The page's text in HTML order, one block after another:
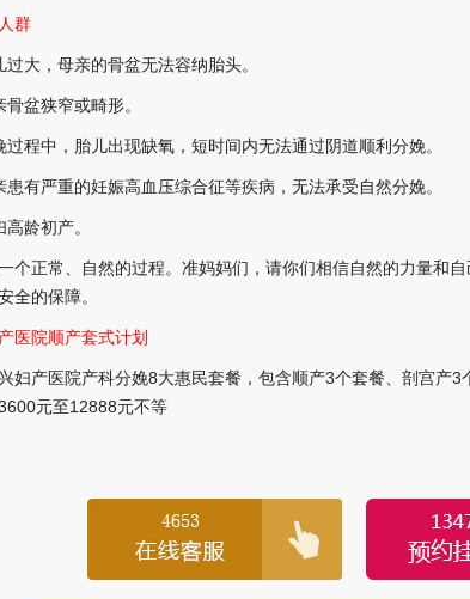
群
，母亲的骨盆无法容纳胎头。
盆狭窄或畸形。
中，胎儿出现缺氧，短时间内无法通过阴道顺利分娩。
严重的妊娠高血压综合征等疾病，无法承受自然分娩。
龄初产。
正常、自然的过程。准妈妈们，请你们相信自然的力量和自
全的保障。
医院顺产套式计划
产医院产科分娩8大惠民套餐，包含顺产3个套餐、剖宫产3
元至12888元不等